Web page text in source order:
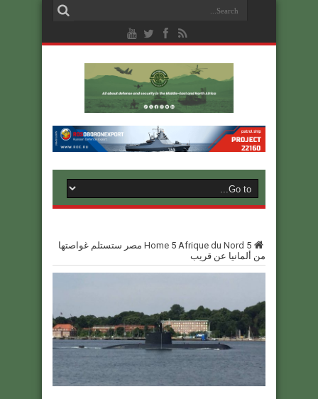
Home 5 Afrique du Nord 5
مصر ستستلم غواصتها
من ألمانيا عن قريب